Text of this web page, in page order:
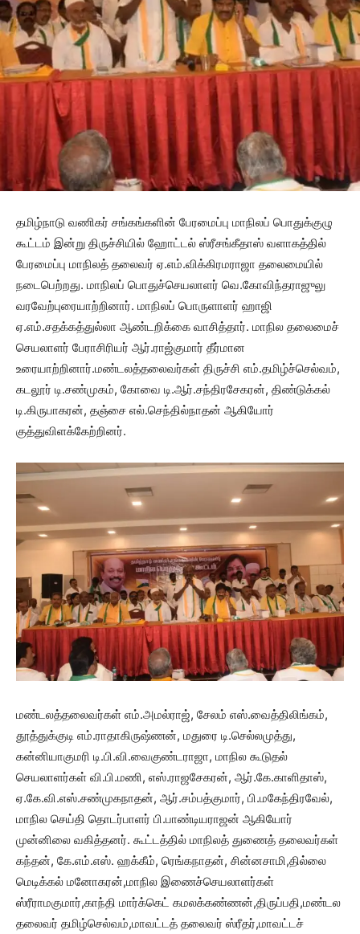
தமிழ்நாடு வணிகர் சங்கங்களின் பேரமைப்பு மாநிலப் பொதுக்குழு
கூட்டம் இன்று திருச்சியில் ஹோட்டல் ஸ்ரீசங்கீதாஸ் வளாகத்தில்
பேரமைப்பு மாநிலத் தலைவர் ஏ.எம்.விக்கிரமராஜா தலைமையில்
நடைபெற்றது. மாநிலப் பொதுச்செயலாளர் வெ.கோவிந்தராஜுலு
வரவேற்புரையாற்றினார். மாநிலப் பொருளாளர் ஹாஜி
ஏ.எம்.சதக்கத்துல்லா ஆண்டறிக்கை வாசித்தார். மாநில தலைமைச்
செயலாளர் பேராசிரியர் ஆர்.ராஜ்குமார் தீர்மான
உரையாற்றினார்.மண்டலத்தலைவர்கள் திருச்சி எம்.தமிழ்ச்செல்வம்,
கடலூர் டி.சண்முகம், கோவை டி.ஆர்.சந்திரசேகரன், திண்டுக்கல்
டி.கிருபாகரன், தஞ்சை எல்.செந்தில்நாதன் ஆகியோர்
குத்துவிளக்கேற்றினர்.
மண்டலத்தலைவர்கள் எம்.அமல்ராஜ், சேலம் எஸ்.வைத்திலிங்கம்,
தூத்துக்குடி எம்.ராதாகிருஷ்ணன், மதுரை டி.செல்லமுத்து,
கன்னியாகுமரி டி.பி.வி.வைகுண்டராஜா, மாநில கூடுதல்
செயலாளர்கள் வி.பி.மணி, எஸ்.ராஜசேகரன், ஆர்.கே.காளிதாஸ்,
ஏ.கே.வி.எஸ்.சண்முகநாதன், ஆர்.சம்பத்குமார், பி.மகேந்திரவேல்,
மாநில செய்தி தொடர்பாளர் பி.பாண்டியராஜன் ஆகியோர்
முன்னிலை வகித்தனர். கூட்டத்தில் மாநிலத் துணைத் தலைவர்கள்
கந்தன், கே.எம்.எஸ். ஹக்கீம், ரெங்கநாதன், சின்னசாமி,தில்லை
மெடிக்கல் மனோகரன்,மாநில இணைச்செயலாளர்கள்
ஸ்ரீராமகுமார்,காந்தி மார்க்கெட் கமலக்கண்ணன்,திருப்பதி,மண்டல
தலைவர் தமிழ்செல்வம்,மாவட்டத் தலைவர் ஸ்ரீதர்,மாவட்டச்